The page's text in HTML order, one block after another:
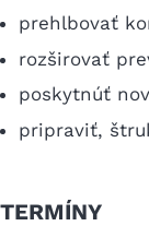
prehlbovať
rozširovať
poskytnúť
pripraviť,
TERMÍNY